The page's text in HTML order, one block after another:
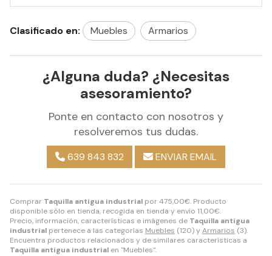
Comprar Taquilla antigua industrial por475,00€. Producto
disponible sólo en tienda, recogida en tienda y envío 11,00€.
Precio, información, características e imágenes de Taquilla antigua
industrial pertenece a las categorías Muebles (120) y Armarios (3).
Encuentra productos relacionados y de similares características a
Taquilla antigua industrial en "Muebles".
Clasificado en: Muebles Armarios
¿Alguna duda? ¿Necesitas
asesoramiento?
Ponte en contacto con nosotros y
resolveremos tus dudas.
639 843 832 ENVIAR EMAIL